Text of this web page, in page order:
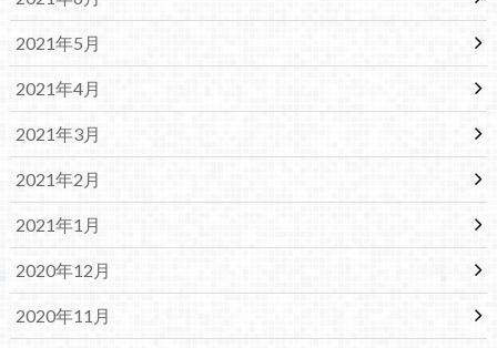
2021年5月
2021年4月
2021年3月
2021年2月
2021年1月
2020年12月
2020年11月